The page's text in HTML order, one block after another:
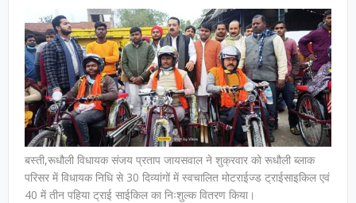
बस्ती,रूधौली विधायक संजय प्रताप जायसवाल ने शुक्रवार को रूधौली ब्लाक
परिसर में विधायक निधि से 30 दिव्यांगों में स्वचालित मोटराईज्ड ट्राईसाइकिल एवं
40 में तीन पहिया ट्राई साईकिल का निःशुल्क वितरण किया।